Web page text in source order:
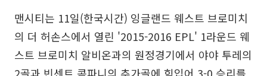
맨시티는 11일(한국시간) 잉글랜드 웨스트 브로미치
의 더 허손스에서 열린 '2015-2016 EPL' 1라운드 웨
스트 브로미치 알비온과의 원정경기에서 야야 투레의